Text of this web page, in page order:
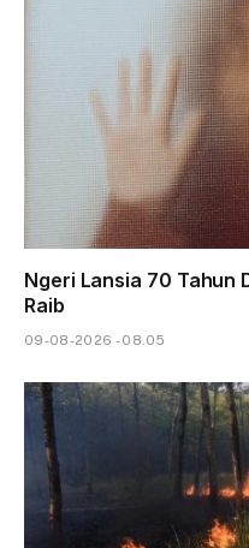
Ngeri Lansia 70 Tahun
Raib
09-08-2026 - 08.05